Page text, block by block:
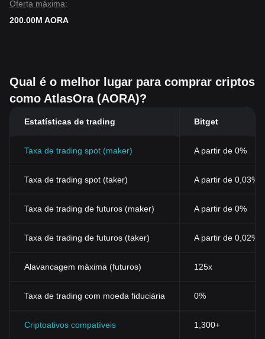
Oferta máxima:
200.00M AORA
Qual é o melhor lugar para comprar criptos
como AtlasOra (AORA)?
Estatísticas de trading Bitget
Taxa de trading spot (maker) A partir de 0%
Taxa de trading spot (taker) A partir de 0,03%
Taxa de trading de futuros (maker) A partir de 0%
Taxa de trading de futuros (taker) A partir de 0,02%
Alavancagem máxima (futuros) 125x
Taxa de trading com moeda fiduciária 0%
Criptoativos compatíveis 1,300+